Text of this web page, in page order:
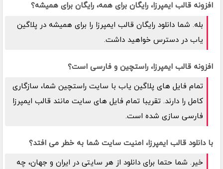
افزونه قالب ایمپرزا، رایگان برای همه، رایگان برای همیشه؟
بله. شما دانلود رایگان قالب ایمپرزا را برای همیشه در پلاگین
یاب در دسترس خواهید داشت.
افزونه قالب ایمپرزا، راستچین و فارسی است؟
تمام فایل های پلاگین یاب با سایت راستچین شما، سازگاری
کامل را دارند. تقریبا تمام فایل های سایت مانند قالب ایمپرزا
فارسی سازی شده است.
با دانلود قالب ایمپرزا، امنیت سایت شما به خطر می افتد؟
خیر. شما حتما برای دانلود از هر سایتی در ایران و جهان، چه